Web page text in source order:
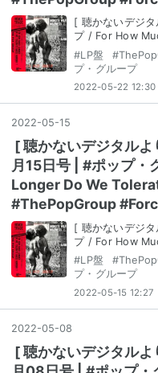
[ 聴かないデジ
プ / For How
#LP盤 #
プ・グループ
2022-05-22 12:30
2022-05-15
[ 聴かないデジタル
月15日号 | #ポップ・
Longer Do We
#ThePopGroup
[ 聴かないデジ
プ / For How
#LP盤 #
プ・グループ
2022-05-15 12:27
2022-05-08
[ 聴かないデジタル